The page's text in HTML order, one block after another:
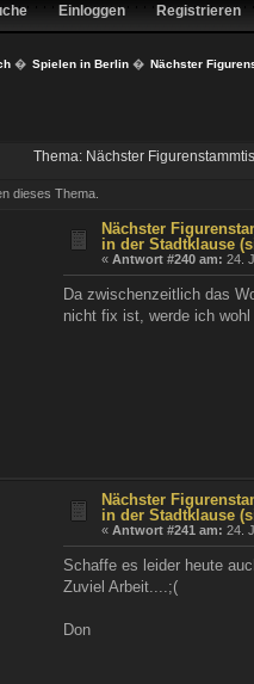
Einloggen Registrieren
� Spielen in Berlin� Nächster
Thema: Nächster
dieses Thema.
Nächster
in der Stadtklause
«Antwort #240 am: 24.
Da zwischenzeitlich das
nicht fix ist, werde ich
Nächster
in der Stadtklause
«Antwort #241 am: 24.
Schaffe es leider heute
Zuviel Arbeit....;(
Don